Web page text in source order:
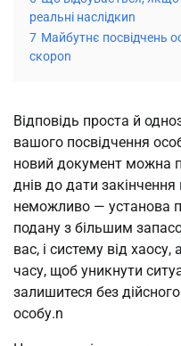
реальні наслідкиn
7 Майбутнє посвідчень
скороn
Відповідь проста й
вашого посвідчення
новий документ можна
днів до дати закінчення
неможливо — установа
подану з більшим
вас, і систему від
часу, щоб уникнути
залишитеся без
особу.n